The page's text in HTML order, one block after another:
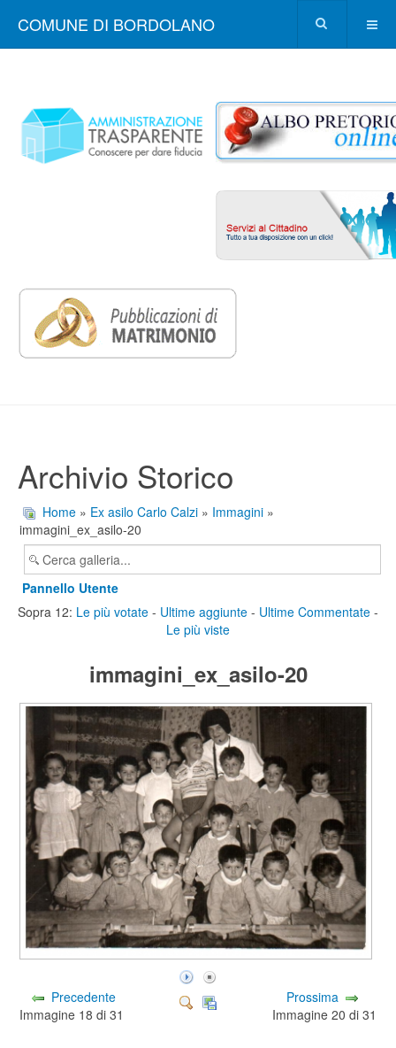
COMUNE DI BORDOLANO
Archivio Storico
Home » Ex asilo Carlo Calzi » Immagini »
immagini_ex_asilo-20
Pannello Utente
Sopra 12: Le più votate - Ultime aggiunte - Ultime Commentate -
Le più viste
immagini_ex_asilo-20
Precedente
Immagine 18 di 31
Prossima
Immagine 20 di 31